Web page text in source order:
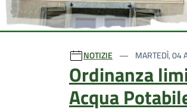
Ultime notizie
NOTIZIE MARTEDÌ, 04
Ordinanza
Acqua